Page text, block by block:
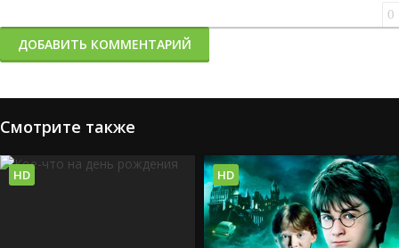
0
ДОБАВИТЬ КОММЕНТАРИЙ
Смотрите также
HD HD